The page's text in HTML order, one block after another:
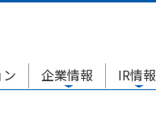
企業情報 IR情報